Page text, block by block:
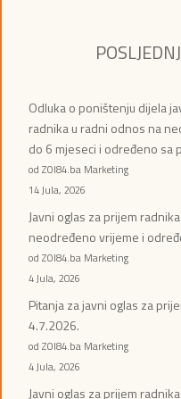
Odluka o poništenju dijela
radnika u radni odnos na
do 6 mjeseci i određeno sa
od ZOI84.ba Marketing
14 Jula, 2026
Javni oglas za prijem
neodređeno vrijeme i
od ZOI84.ba Marketing
4 Jula, 2026
Pitanja za javni oglas za
4.7.2026.
od ZOI84.ba Marketing
4 Jula, 2026
Javni oglas za prijem